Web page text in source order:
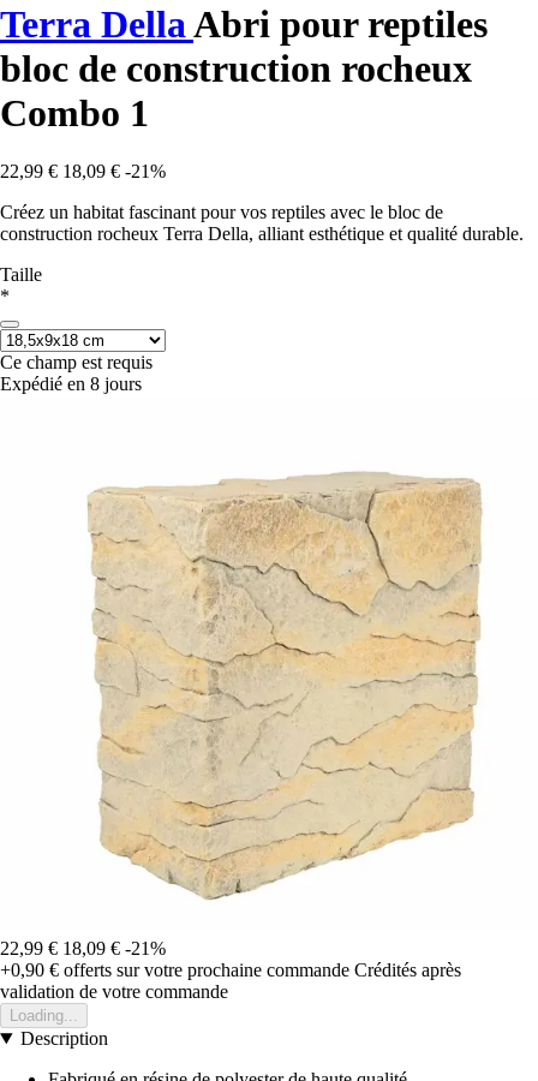
Terra DellaAbri pour reptiles
bloc de construction rocheux
Combo 1
22,99 € 18,09 € -21%
Créez un habitat fascinant pour vos reptiles avec le bloc de
construction rocheux Terra Della, alliant esthétique et qualité durable.
Taille
*
Ce champ est requis
Expédié en 8 jours
22,99 € 18,09 € -21%
+0,90 € offerts sur votre prochaine commande Crédités après
validation de votre commande
Loading...
Description